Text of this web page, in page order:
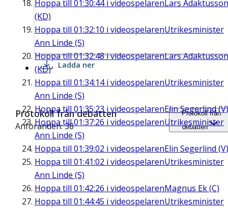
Hoppa till 01:30:44i videospelarenLars Adaktusson
(KD)
Hoppa till 01:32:10 i videospelarenUtrikesminister
Ann Linde (S)
Hoppa till01:32:48i videospelarenLars Adaktusson
(KD)
Hoppa till 01:34:14i videospelarenUtrikesminister
Ann Linde (S)
Hoppa till 01:35:23 i videospelarenElin Segerlind (V)
Hoppa till01:37:26 i videospelarenUtrikesminister
Ann Linde (S)
Hoppa till 01:39:02 i videospelarenElin Segerlind (V)
Hoppa till 01:41:02 i videospelarenUtrikesminister
Ann Linde (S)
Hoppa till 01:42:26 i videospelarenMagnus Ek (C)
Hoppa till 01:44:45 i videospelarenUtrikesminister
Ladda ner
Protokoll från debatten
Anföranden: 38
Protokoll från
debatten